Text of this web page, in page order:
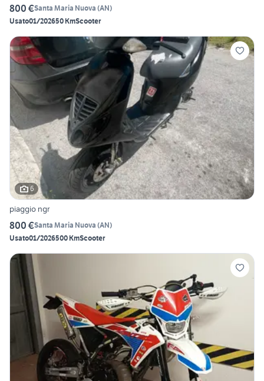
800 €Santa Maria Nuova (AN)
Usato01/202650 KmScooter
6
piaggio ngr
800 €Santa Maria Nuova (AN)
Usato01/2026500 KmScooter